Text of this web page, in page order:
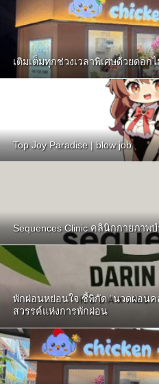
เติมเต็มทุกช่วงเวลาพิเศษด้วยดอก
Top Joy Paradise | blow job
Sequences Clinic คลินิกกายภาพ
พักผ่อนหย่อนใจ ชี้พิกัด “นวดผ่อนค
สวรรค์แห่งการพักผ่อน